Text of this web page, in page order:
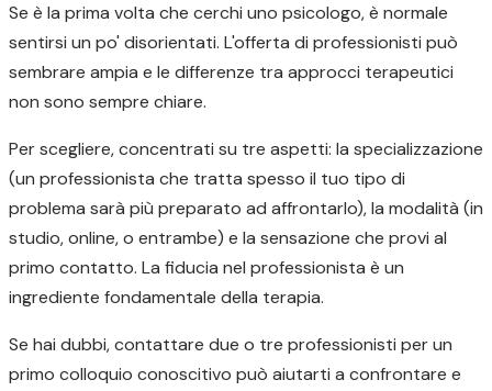
Se è la prima volta che cerchi uno psicologo, è normale
sentirsi un po' disorientati. L'offerta di professionisti può
sembrare ampia e le differenze tra approcci terapeutici
non sono sempre chiare.
Per scegliere, concentrati su tre aspetti: la specializzazione
(un professionista che tratta spesso il tuo tipo di
problema sarà più preparato ad affrontarlo), la modalità (in
studio, online, o entrambe) e la sensazione che provi al
primo contatto. La fiducia nel professionista è un
ingrediente fondamentale della terapia.
Se hai dubbi, contattare due o tre professionisti per un
primo colloquio conoscitivo può aiutarti a confrontare e